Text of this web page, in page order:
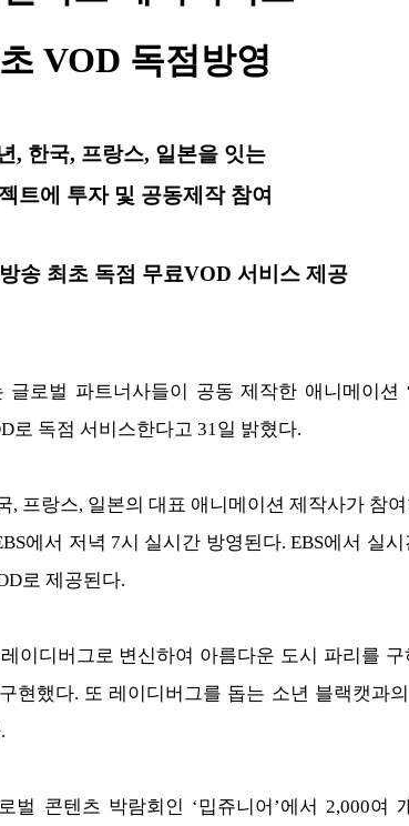
VOD 독점방영
, 한국, 프랑스, 일본을 잇는
트에 투자 및 공동제작 참여
송 최초 독점 무료VOD 서비스 제공
글로벌 파트너사들이 공동 제작한 애니메이션
로 독점 서비스한다고 31일 밝혔다.
, 프랑스, 일본의 대표 애니메이션 제작사가 참
에서 저녁 7시 실시간 방영된다. EBS에서 실
로 제공된다.
이디버그로 변신하여 아름다운 도시 파리를
현했다. 또 레이디버그를 돕는 소년 블랙캣과
콘텐츠 박람회인 ‘밉쥬니어’에서 2,000여